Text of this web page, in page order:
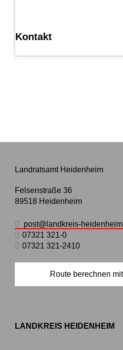
Kontakt
Landratsamt Heidenheim
Felsenstraße 36
89518 Heidenheim
post@landkreis-
07321 321-0
07321 321-2410
Route berechnen
LANDKREIS HEIDENHEIM